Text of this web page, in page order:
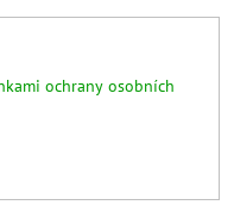
ochrany osobních